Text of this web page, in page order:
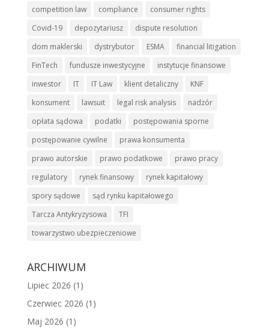
competition law compliance
consumer rights
Covid-19
depozytariusz
dispute resolution
dom maklerski
dystrybutor ESMA
financial litigation
FinTech
fundusze inwestycyjne
instytucje finansowe
inwestor
IT IT Law klient detaliczny
KNF
konsument
lawsuit legal risk analysis
nadzór
opłata sądowa
podatki
postępowania sporne
postępowanie cywilne
prawa konsumenta
prawo autorskie
prawo podatkowe
prawo pracy
regulatory
rynek finansowy
rynek kapitałowy
spory sądowe
sąd rynku kapitałowego
Tarcza Antykryzysowa
TFI
towarzystwo ubezpieczeniowe
ARCHIWUM
Lipiec 2026 (1)
Czerwiec 2026 (1)
Maj 2026 (1)